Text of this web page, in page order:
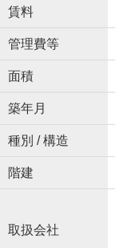
賃料
管理費等
面積
築年月
種別 / 構造
階建
取扱会社